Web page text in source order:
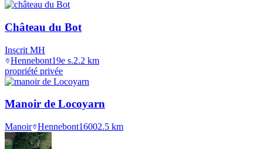
Château du Bot
Inscrit MH
Hennebont19e s.2.2 km
propriété privée
Manoir de Locoyarn
Manoir Hennebont16002.5 km